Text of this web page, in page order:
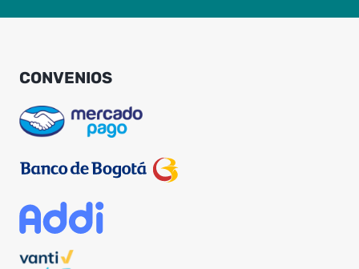
CONVENIOS